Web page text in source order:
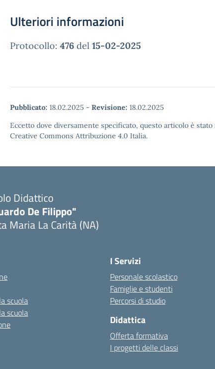
Ulteriori informazioni
Protocollo: 476 del 15-02-2025
Pubblicato: 18.02.2025 - Revisione: 18.02.2025
Eccetto dove diversamente specificato, questo articolo è
Creative Commons Attribuzione 4.0 Italia.
Didattico
De Filippo"
Maria La Carità (NA)
scuola
scuola
I Servizi
Personale scolastico
Famiglie e studenti
Percorsi di studio
Didattica
Offerta formativa
I progetti delle classi